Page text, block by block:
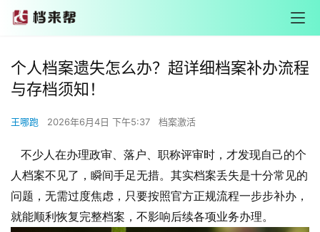
个人档案遗失怎么办？超详细档案补办流程
与存档须知！
王哪跑 2026年6月4日 下午5:37 档案激活
不少人在办理政审、落户、职称评审时，才发现自己的个
人档案不见了，瞬间手足无措。其实档案丢失是十分常见的
问题，无需过度焦虑，只要按照官方正规流程一步步补办，
就能顺利恢复完整档案，不影响后续各项业务办理。